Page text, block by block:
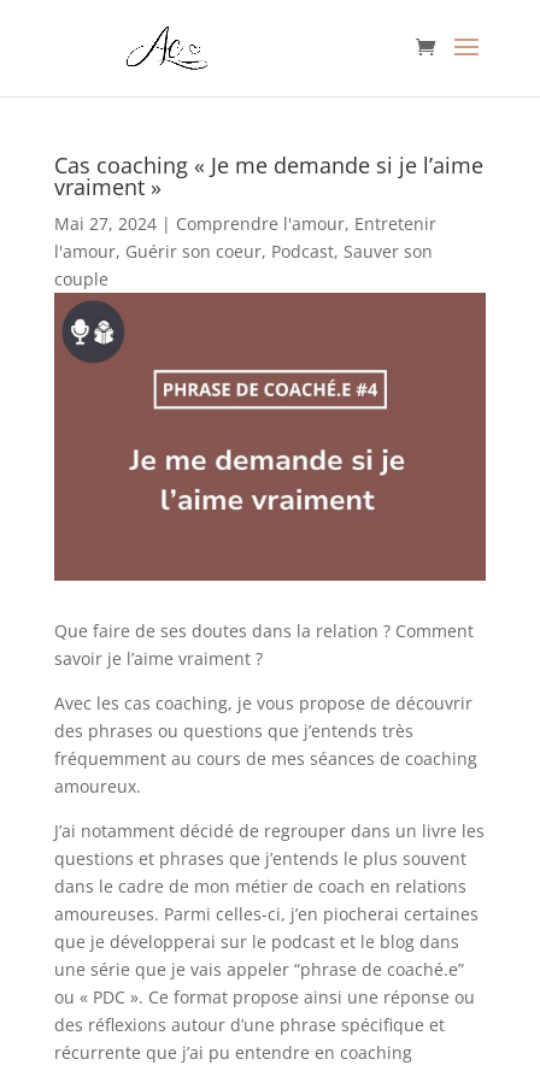
Cas coaching « Je me demande si je l’aime
vraiment »
Mai 27, 2024| Comprendre l'amour, Entretenir
l'amour, Guérir son coeur, Podcast, Sauver son
couple
Que faire de ses doutes dans la relation ? Comment
savoir je l’aime vraiment ?
Avec les cas coaching, je vous propose de découvrir
des phrases ou questions que j’entends très
fréquemment au cours de mes séances de coaching
amoureux.
J’ai notamment décidé de regrouper dans un livre les
questions et phrases que j’entends le plus souvent
dans le cadre de mon métier de coach en relations
amoureuses. Parmi celles-ci, j’en piocherai certaines
que je développerai sur le podcast et le blog dans
une série que je vais appeler “phrase de coaché.e”
ou « PDC ». Ce format propose ainsi une réponse ou
des réflexions autour d’une phrase spécifique et
récurrente que j’ai pu entendre en coaching